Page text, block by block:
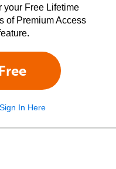
your Free Lifetime
of Premium Access
Sign In Here